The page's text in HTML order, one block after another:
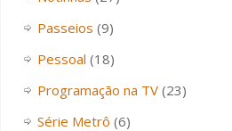
Passeios (9)
Pessoal (18)
Programação na TV(23)
Série Metrô (6)